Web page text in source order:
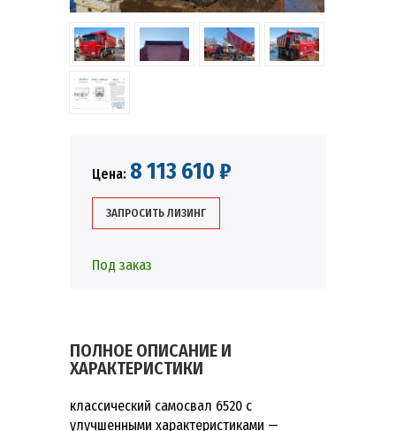
Цена: 8 113 610 ₽
ЗАПРОСИТЬ ЛИЗИНГ
Под заказ
ПОЛНОЕ ОПИСАНИЕ И
ХАРАКТЕРИСТИКИ
классический самосвал 6520 с
улучшенными характеристиками —